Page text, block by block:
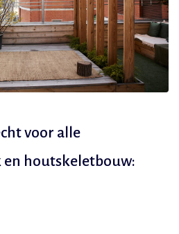
voor alle
houtskeletbouw: